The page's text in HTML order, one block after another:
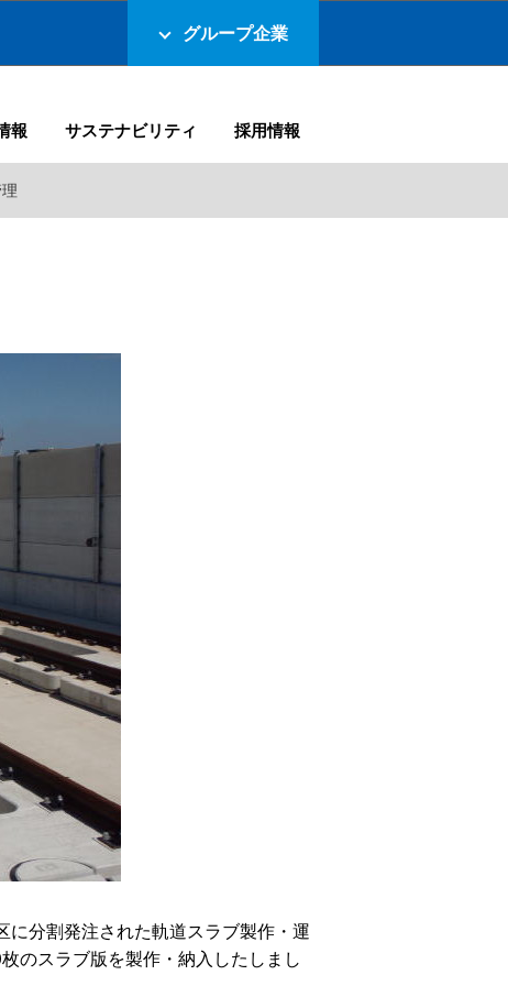
グループ企業
報 サステナビリティ 採用情報
分割発注された軌道スラブ製作・運
のスラブ版を製作・納入したしまし